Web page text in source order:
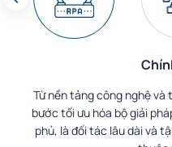
Từ nền tảng công nghệ và
bước tối ưu hóa bộ giải
phủ, là đối tác lâu dài và